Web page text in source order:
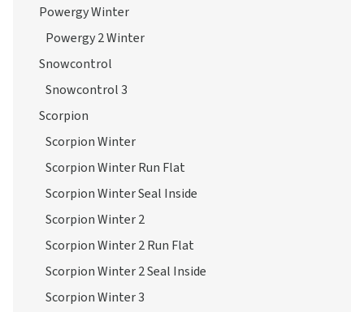
Powergy Winter
Powergy 2 Winter
Snowcontrol
Snowcontrol 3
Scorpion
Scorpion Winter
Scorpion Winter Run Flat
Scorpion Winter Seal Inside
Scorpion Winter 2
Scorpion Winter 2 Run Flat
Scorpion Winter 2 Seal Inside
Scorpion Winter 3